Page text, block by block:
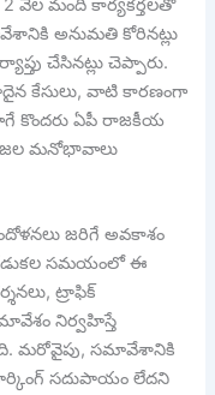
2 వేల మంది కార్యకర్తలతో
అనుమతి కోరినట్లు
చేసినట్లు చెప్పారు.
కేసులు, వాటి కారణంగా
కొందరు ఏపీ రాజకీయ
మనోభావాలు
జరిగే అవకాశం
సమయంలో ఈ
ట్రాఫిక్
నిర్వహిస్తే
మరోవైపు, సమావేశానికి
సదుపాయం లేదని